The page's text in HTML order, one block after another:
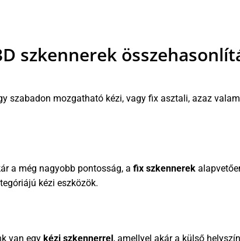
szkennerek
szabadon mozgatható kézi, vagy fix asztali, azaz
a még nagyobb pontosság, a fix szkennerek
kézi eszközök.
van egy kézi szkennerrel , amellyel akár a külső